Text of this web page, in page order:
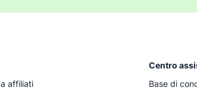
affiliati
Centro
Base di